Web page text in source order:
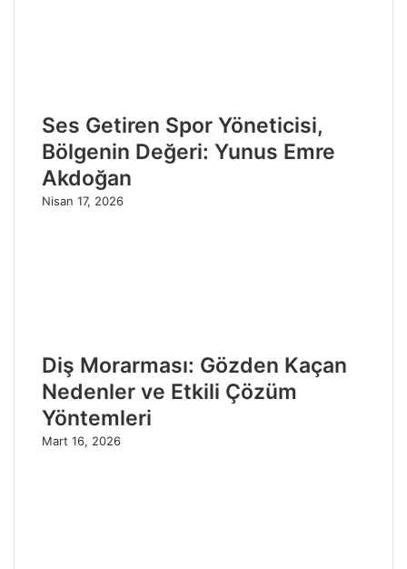
Ses Getiren Spor Yöneticisi,
Bölgenin Değeri: Yunus Emre
Akdoğan
Nisan 17, 2026
Diş Morarması: Gözden Kaçan
Nedenler ve Etkili Çözüm
Yöntemleri
Mart 16, 2026